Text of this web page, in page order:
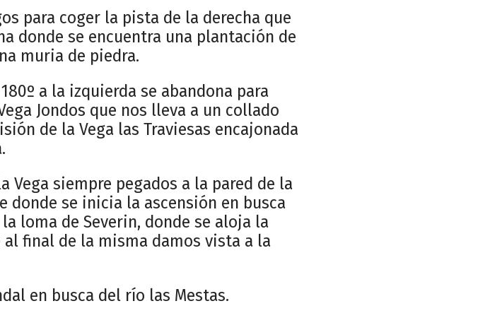
para coger la pista de la derecha que
donde se encuentra una plantación de
muria de piedra.
a la izquierda se abandona para
Jondos que nos lleva a un collado
de la Vega las Traviesas encajonada
Vega siempre pegados a la pared de la
donde se inicia la ascensión en busca
loma de Severin, donde se aloja la
final de la misma damos vista a la
en busca del río las Mestas.